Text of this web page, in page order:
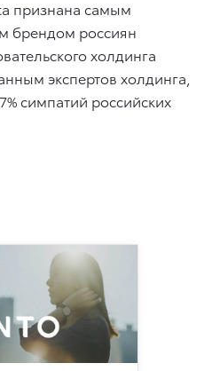
признана самым
брендом россиян
холдинга
экспертов холдинга,
симпатий российских